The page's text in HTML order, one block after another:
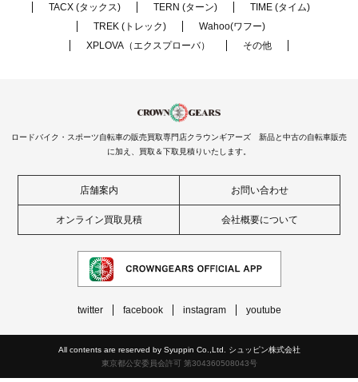
TACX (タックス)
TERN (ターン)
TIME (タイム)
TREK (トレック)
Wahoo(ワフー)
XPLOVA（エクスプローバ）
その他
ロードバイク・スポーツ自転車の販売買取専門店クラウンギアーズ 新品と中古の自転車販売
に加え、買取＆下取見積りいたします。
店舗案内 お問い合わせ
オンライン買取見積 会社概要について
twitter facebook instagram youtube
All contents are reserved by Syuppin Co.,Ltd. シュッピン株式会社
東京都公安委員会許可 第304360508043号